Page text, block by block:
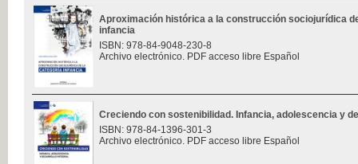
Aproximación histórica a la construcción sociojurídica
infancia
ISBN: 978-84-9048-230-8
Archivo electrónico. PDF acceso libre Español
Creciendo con sostenibilidad. Infancia, adolescencia y
ISBN: 978-84-1396-301-3
Archivo electrónico. PDF acceso libre Español